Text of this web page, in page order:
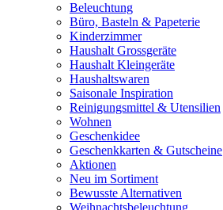
Beleuchtung
Büro, Basteln & Papeterie
Kinderzimmer
Haushalt Grossgeräte
Haushalt Kleingeräte
Haushaltswaren
Saisonale Inspiration
Reinigungsmittel & Utensilien
Wohnen
Geschenkidee
Geschenkkarten & Gutscheine
Aktionen
Neu im Sortiment
Bewusste Alternativen
Weihnachtsbeleuchtung